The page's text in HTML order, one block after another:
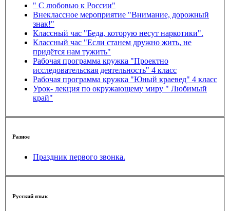
" С любовью к России"
Внеклассное мероприятие "Внимание, дорожный
знак!"
Классный час "Беда, которую несут наркотики".
Классный час "Если станем дружно жить, не
придётся нам тужить"
Рабочая программа кружка "Проектно
исследовательская деятельность" 4 класс
Рабочая программа кружка "Юный краевед" 4 класс
Урок- лекция по окружающему миру " Любимый
край"
Разное
Праздник первого звонка.
Русский язык